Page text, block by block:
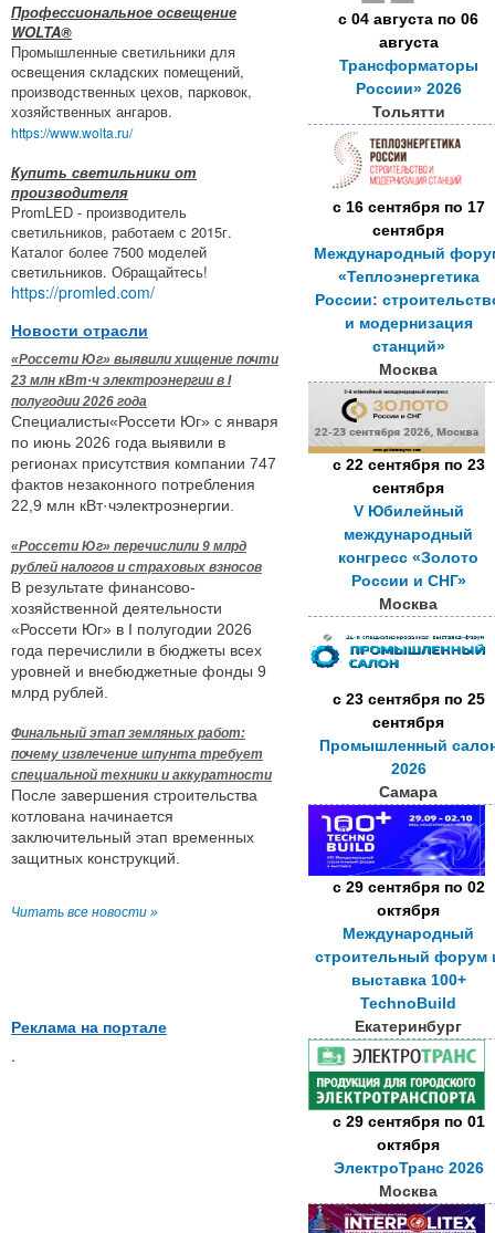
Профессиональное освещение
WOLTA®
Промышленные светильники для
освещения складских помещений,
производственных цехов, парковок,
хозяйственных ангаров.
https://www.wolta.ru/
Купить светильники от
производителя
PromLED - производитель
светильников, работаем с 2015г.
Каталог более 7500 моделей
светильников. Обращайтесь!
https://promled.com/
Новости отрасли
«Россети Юг» выявили хищение почти
23 млн кВт·ч электроэнергии в I
полугодии 2026 года
Специалисты«Россети Юг» с января
по июнь 2026 года выявили в
регионах присутствия компании 747
фактов незаконного потребления
22,9 млн кВт·чэлектроэнергии.
«Россети Юг» перечислили 9 млрд
рублей налогов и страховых взносов
В результате финансово-
хозяйственной деятельности
«Россети Юг» в I полугодии 2026
года перечислили в бюджеты всех
уровней и внебюджетные фонды 9
млрд рублей.
Финальный этап земляных работ:
почему извлечение шпунта требует
специальной техники и аккуратности
После завершения строительства
котлована начинается
заключительный этап временных
защитных конструкций.
Читать все новости »
Реклама на портале
.
с 04 августа по 06
августа
Трансформаторы
России» 2026
Тольятти
с 16 сентябряпо 17
сентября
Международный
«Теплоэнергетика
России:
и модернизация
станций»
Москва
с 22 сентябряпо 23
сентября
V Юбилейный
международный
конгресс «Золото
России и СНГ»
Москва
с 23 сентябряпо 25
сентября
Промышленный
2026
Самара
с 29 сентябряпо 02
октября
Международный
строительный форум
выставка 100+
TechnoBuild
Екатеринбург
с 29 сентябряпо 01
октября
ЭлектроТранс 2026
Москва